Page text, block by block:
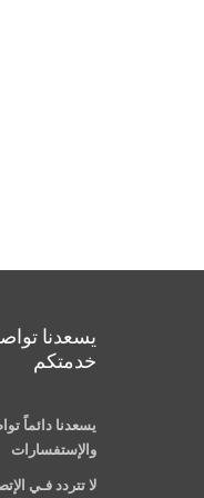
يسعدنا
خدمتكم
يسعدنا دائماً
والإستفسارات
لا تتردد فـي